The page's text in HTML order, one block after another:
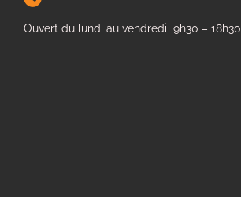
Ouvert du lundi au vendredi 9h30 – 18h30